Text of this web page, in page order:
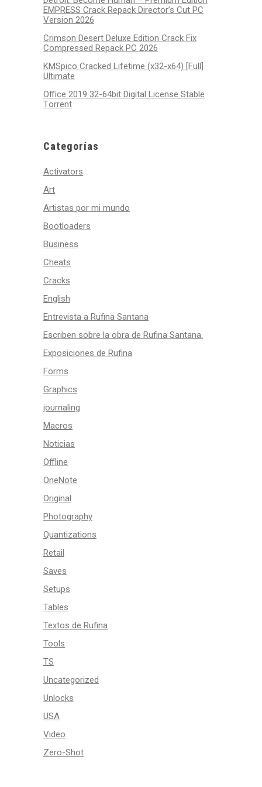
EMPRESS Crack Repack Director’s Cut PC
Version 2026
Crimson Desert Deluxe Edition Crack Fix
Compressed Repack PC 2026
KMSpico Cracked Lifetime (x32-x64) [Full]
Ultimate
Office 2019 32-64bit Digital License Stable
Tоrrеnt
Categorías
Activators
Art
Artistas por mi mundo
Bootloaders
Business
Cheats
Cracks
English
Entrevista a Rufina Santana
Escriben sobre la obra de Rufina Santana.
Exposiciones de Rufina
Forms
Graphics
journaling
Macros
Noticias
Offline
OneNote
Original
Photography
Quantizations
Retail
Saves
Setups
Tables
Textos de Rufina
Tools
TS
Uncategorized
Unlocks
USA
Video
Zero-Shot